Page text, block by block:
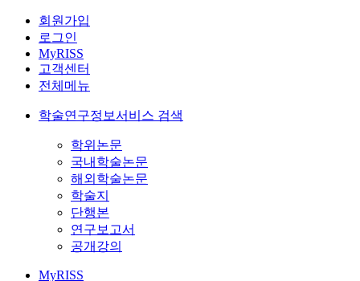
회원가입
로그인
MyRISS
고객센터
전체메뉴
학술연구정보서비스 검색
학위논문
국내학술논문
해외학술논문
학술지
단행본
연구보고서
공개강의
MyRISS